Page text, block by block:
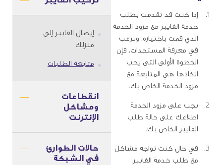
إيصال الفايبر إلى
منزلك
متابعة الطلبات
انقطاعات
ومشاكل
الإنترنت
حالات الطوارئ
في الشبكة
إذا كنت قد تقدمت بطلب
خدمة الفايبر مع مزود الخدمة
الذي قمت باختياره، وترغب
في معرفة المستجدات، فإن
الخطوة الأولى التي يجب
اتخاذها هي المتابعة مع
مزود الخدمة الخاص بك.
يجب على مزود الخدمة
اطلاعك على حالة طلب
الفايبر الخاص بك.
في حال كنت تواجه مشاكل
مع طلب خدمة الفايبر،